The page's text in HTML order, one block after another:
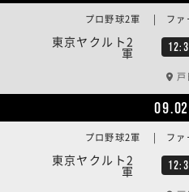
東京ヤクルト2
軍
プロ野球2軍 | ファ
戸
09.02
東京ヤクルト2
軍
プロ野球2軍 | ファ